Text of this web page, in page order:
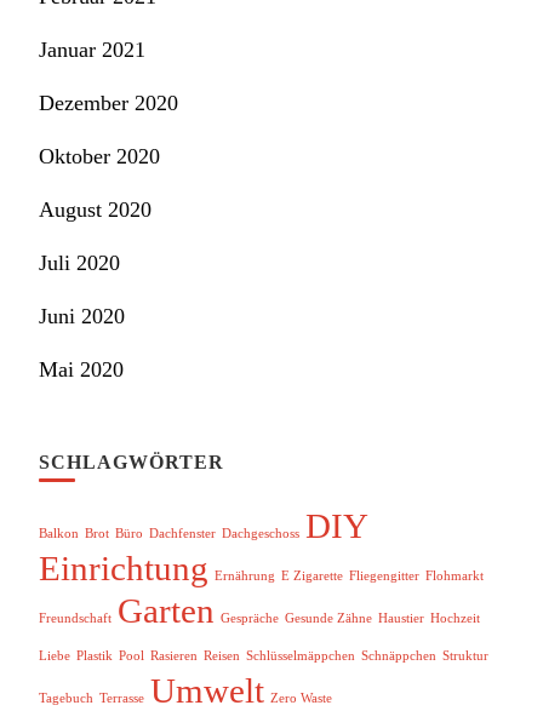
Januar 2021
Dezember 2020
Oktober 2020
August 2020
Juli 2020
Juni 2020
Mai 2020
SCHLAGWÖRTER
Balkon Brot Büro Dachfenster Dachgeschoss DIY
Einrichtung Ernährung E Zigarette Fliegengitter Flohmarkt
Freundschaft Garten Gespräche Gesunde Zähne Haustier Hochzeit
Liebe Plastik Pool Rasieren Reisen Schlüsselmäppchen Schnäppchen Struktur
Tagebuch Terrasse Umwelt Zero Waste